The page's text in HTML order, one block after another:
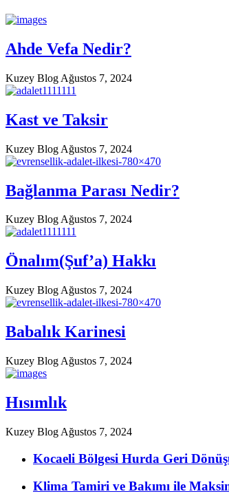
Ahde Vefa Nedir?
Kuzey Blog Ağustos 7, 2024
Kast ve Taksir
Kuzey Blog Ağustos 7, 2024
Bağlanma Parası Nedir?
Kuzey BlogAğustos 7, 2024
Önalım(Şuf’a) Hakkı
Kuzey Blog Ağustos 7, 2024
Babalık Karinesi
Kuzey Blog Ağustos 7, 2024
Hısımlık
Kuzey Blog Ağustos 7, 2024
Kocaeli Bölgesi Hurda Geri
Klima Tamiri ve Bakımı ile